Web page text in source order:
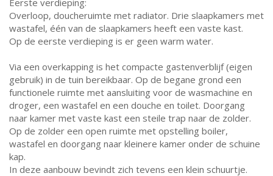
Eerste verdieping:
Overloop, doucheruimte met radiator. Drie slaapkamers met
wastafel, één van de slaapkamers heeft een vaste kast.
Op de eerste verdieping is er geen warm water.
Via een overkapping is het compacte gastenverblijf (eigen
gebruik) in de tuin bereikbaar. Op de begane grond een
functionele ruimte met aansluiting voor de wasmachine en
droger, een wastafel en een douche en toilet. Doorgang
naar kamer met vaste kast een steile trap naar de zolder.
Op de zolder een open ruimte met opstelling boiler,
wastafel en doorgang naar kleinere kamer onder de schuine
kap.
In deze aanbouw bevindt zich tevens een klein schuurtje.